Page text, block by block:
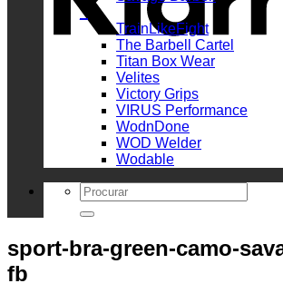
_
TrainLikeFight
The Barbell Cartel
Titan Box Wear
Velites
Victory Grips
VIRUS Performance
WodnDone
WOD Welder
Wodable
Search
for:
sport-bra-green-camo-
fb